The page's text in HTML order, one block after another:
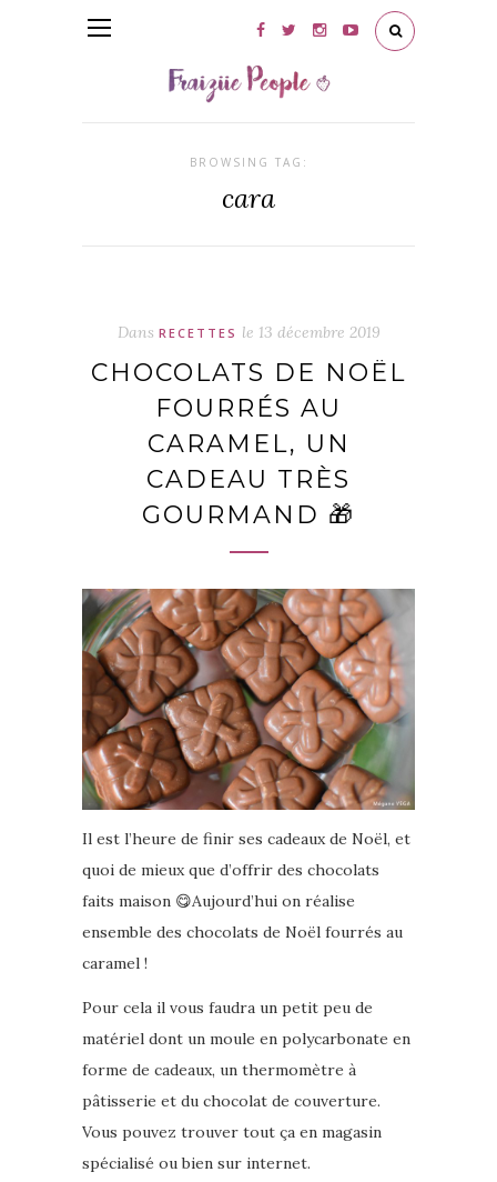
BROWSING TAG:
cara
Dans RECETTES le 13 décembre 2019
CHOCOLATS DE NOËL
FOURRÉS AU
CARAMEL, UN
CADEAU TRÈS
GOURMAND 🎁
Il est l’heure de finir ses cadeaux de Noël, et
quoi de mieux que d’offrir des chocolats
faits maison 😋Aujourd’hui on réalise
ensemble des chocolats de Noël fourrés au
caramel !
Pour cela il vous faudra un petit peu de
matériel dont un moule en polycarbonate en
forme de cadeaux, un thermomètre à
pâtisserie et du chocolat de couverture.
Vous pouvez trouver tout ça en magasin
spécialisé ou bien sur internet.